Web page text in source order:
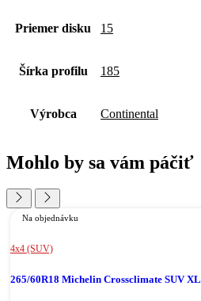
Priemer disku 15
Šírka profilu 185
Výrobca Continental
Mohlo by sa vám páčiť
Na objednávku
4x4 (SUV)
265/60R18 Michelin Crossclimate SUV XL